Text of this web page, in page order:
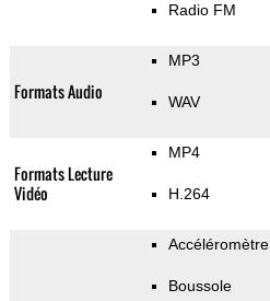
Radio FM
Formats Audio
MP3
WAV
Formats Lecture
Vidéo
MP4
H.264
Accéléromètre
Boussole